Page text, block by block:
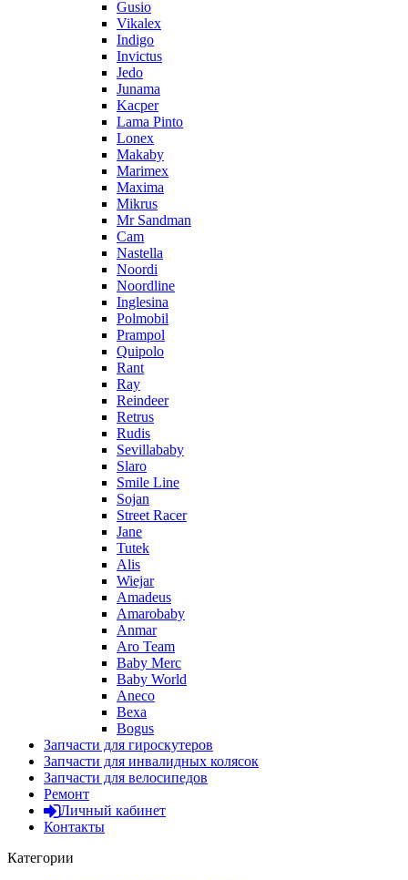
Gusio
Vikalex
Indigo
Invictus
Jedo
Junama
Kacper
Lama Pinto
Lonex
Makaby
Marimex
Maxima
Mikrus
Mr Sandman
Cam
Nastella
Noordi
Noordline
Inglesina
Polmobil
Prampol
Quipolo
Rant
Ray
Reindeer
Retrus
Rudis
Sevillababy
Slaro
Smile Line
Sojan
Street Racer
Jane
Tutek
Alis
Wiejar
Amadeus
Amarobaby
Anmar
Aro Team
Baby Merc
Baby World
Aneco
Bexa
Bogus
Запчасти для гироскутеров
Запчасти для инвалидных колясок
Запчасти для велосипедов
Ремонт
Личный кабинет
Контакты
Категории